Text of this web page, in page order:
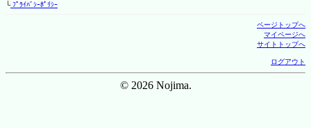
└ﾌﾟﾗｲﾊﾞｼｰﾎﾟﾘｼｰ
ページトップへ
マイページへ
サイトトップへ
ログアウト
© 2026 Nojima.